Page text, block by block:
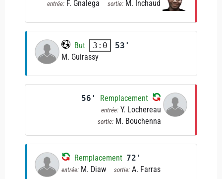
entrée: F. Gnalega sortie: M. Inchaud
But 3:0
53'
M. Guirassy
56' Remplacement
entrée: Y. Lochereau
sortie: M. Bouchenna
Remplacement 72'
entrée: M. Diaw sortie: A. Farras